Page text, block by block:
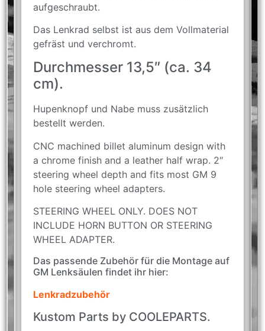
aufgeschraubt.
Das Lenkrad selbst ist aus dem Vollmaterial
gefräst und verchromt.
Durchmesser 13,5″ (ca. 34
cm).
Hupenknopf und Nabe muss zusätzlich
bestellt werden.
CNC machined billet aluminum design with
a chrome finish and a leather half wrap. 2″
steering wheel depth and fits most GM 9
hole steering wheel adapters.
STEERING WHEEL ONLY. DOES NOT
INCLUDE HORN BUTTON OR STEERING
WHEEL ADAPTER.
Das passende Zubehör für die Montage auf
GM Lenksäulen findet ihr hier:
Lenkradzubehör
Kustom Parts by COOLEPARTS.